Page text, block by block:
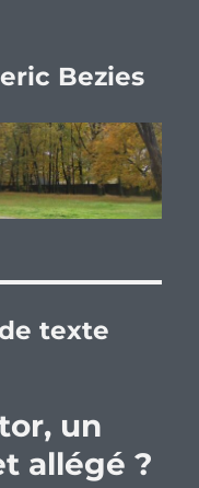
Bezies
texte
un
allégé ?